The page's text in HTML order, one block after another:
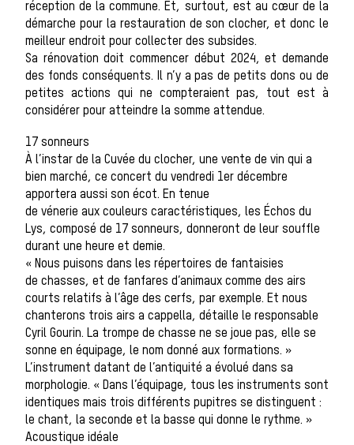
meute
Les chevaux
de chasse
Les veneurs
La vènerie contemporaine
Chasser les
idées reçues
réception de la commune. Et, surtout, est au cœur de la
démarche pour la restauration de son clocher, et donc le
meilleur endroit pour collecter des subsides.
Sa rénovation doit commencer début 2024, et demande
des fonds conséquents. Il n’y a pas de petits dons ou de
petites actions qui ne compteraient pas, tout est à
considérer pour atteindre la somme attendue.
17 sonneurs
À l’instar de la Cuvée du clocher, une vente de vin qui a
bien marché, ce concert du vendredi 1er décembre
apportera aussi son écot. En tenue
de vénerie aux couleurs caractéristiques, les Échos du
Lys, composé de 17 sonneurs, donneront de leur souffle
durant une heure et demie.
« Nous puisons dans les répertoires de fantaisies
de chasses, et de fanfares d’animaux comme des airs
courts relatifs à l’âge des cerfs, par exemple. Et nous
chanterons trois airs a cappella, détaille le responsable
Cyril Gourin. La trompe de chasse ne se joue pas, elle se
sonne en équipage, le nom donné aux formations. »
L’instrument datant de l’antiquité a évolué dans sa
morphologie. « Dans l’équipage, tous les instruments sont
identiques mais trois différents pupitres se distinguent :
le chant, la seconde et la basse qui donne le rythme. »
Acoustique idéale